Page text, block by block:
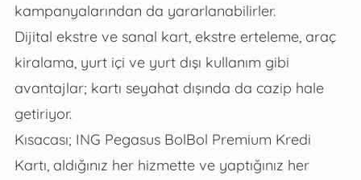
kampanyalarından da yararlanabilirler.
Dijital ekstre ve sanal kart, ekstre erteleme, araç
kiralama, yurt içi ve yurt dışı kullanım gibi
avantajlar; kartı seyahat dışında da cazip hale
getiriyor.
Kısacası; ING Pegasus BolBol Premium Kredi
Kartı, aldığınız her hizmette ve yaptığınız her